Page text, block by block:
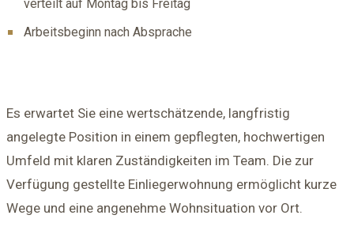
verteilt auf Montag bis Freitag
Arbeitsbeginn nach Absprache
Es erwartet Sie eine wertschätzende, langfristig
angelegte Position in einem gepflegten, hochwertigen
Umfeld mit klaren Zuständigkeiten im Team. Die zur
Verfügung gestellte Einliegerwohnung ermöglicht kurze
Wege und eine angenehme Wohnsituation vor Ort.